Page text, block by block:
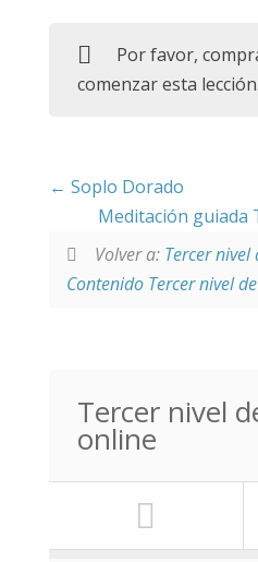
Por favor,
comenzar esta lección.
Soplo Dorado
Meditación guiada
Volver a: Tercer nivel
Contenido Tercer nivel
Tercer nivel
online